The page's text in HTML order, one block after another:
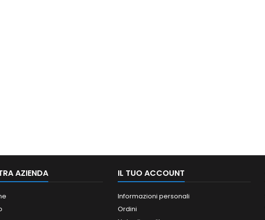
AZIENDA IL TUO ACCOUNT
Informazioni personali
Ordini